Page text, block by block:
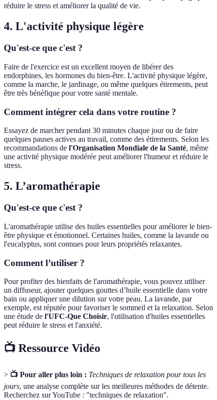
réduire le stress et améliorer la qualité de vie.
4. L'activité physique légère
Qu'est-ce que c'est ?
Faire de l'exercice est un excellent moyen de libérer des
endorphines, les hormones du bien-être. L'activité physique légère,
comme la marche, le jardinage, ou même quelques étirements, peut
être très bénéfique pour votre santé mentale.
Comment intégrer cela dans votre routine ?
Essayez de marcher pendant 30 minutes chaque jour ou de faire
quelques pauses actives au travail, comme des étirements. Selon les
recommandations de l'Organisation Mondiale de la Santé, même
une activité physique modérée peut améliorer l'humeur et réduire le
stress.
5. L’aromathérapie
Qu'est-ce que c'est ?
L'aromathérapie utilise des huiles essentielles pour améliorer le bien-
être physique et émotionnel. Certaines huiles, comme la lavande ou
l'eucalyptus, sont connues pour leurs propriétés relaxantes.
Comment l’utiliser ?
Pour profiter des bienfaits de l'aromathérapie, vous pouvez utiliser
un diffuseur, ajouter quelques gouttes d’huile essentielle dans votre
bain ou appliquer une dilution sur votre peau. La lavande, par
exemple, est réputée pour favoriser le sommeil et la relaxation. Selon
une étude de l'UFC-Que Choisir, l'utilisation d'huiles essentielles
peut réduire le stress et l'anxiété.
📺 Ressource Vidéo
> 📺 Pour aller plus loin : Techniques de relaxation pour tous les
jours, une analyse complète sur les meilleures méthodes de détente.
Recherchez sur YouTube : "techniques de relaxation".